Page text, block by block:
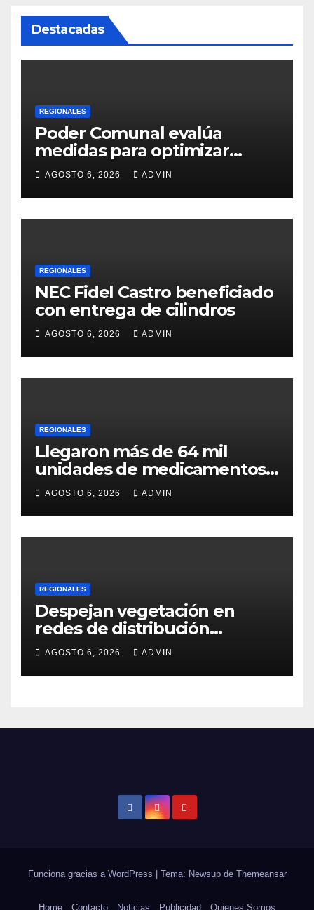
Destacadas
REGIONALES
Poder Comunal evalúa
medidas para optimizar
servicio de agua
AGOSTO 6, 2026 ADMIN
REGIONALES
NEC Fidel Castro beneficiado
con entrega de cilindros
AGOSTO 6, 2026 ADMIN
REGIONALES
Llegaron más de 64 mil
unidades de medicamentos
e insumos
AGOSTO 6, 2026 ADMIN
REGIONALES
Despejan vegetación en
redes de distribución
eléctrica
AGOSTO 6, 2026 ADMIN
Funciona gracias a WordPress Tema: Newsup de Themeansar
Home Contacto Noticias Publicidad Quienes Somos